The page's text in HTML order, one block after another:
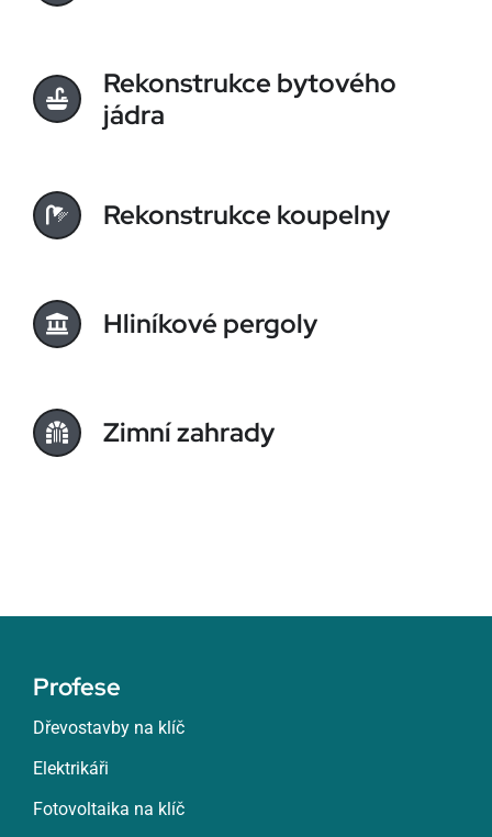
Rekonstrukce bytového
jádra
Rekonstrukce koupelny
Hliníkové pergoly
Zimní zahrady
Profese
Dřevostavby na klíč
Elektrikáři
Fotovoltaika na klíč